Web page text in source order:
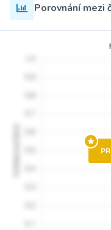
Porovnání mezi